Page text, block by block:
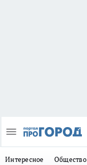
Интересное Общество